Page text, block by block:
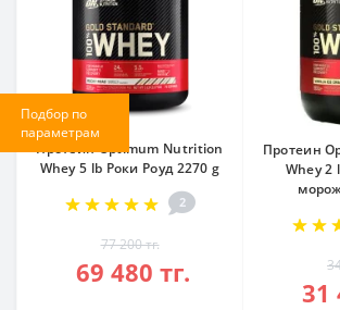
Подбор по
параметрам
Протеин Optimum Nutrition
Whey 5 lb Роки Роуд 2270 g
2
77 200 тг.
69 480 тг.
Протеин
Whey 2
31